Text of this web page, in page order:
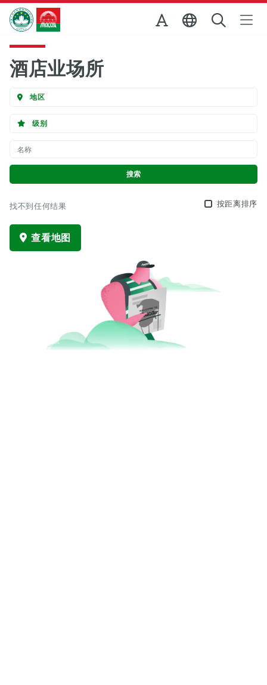
跳至主内容
澳门特别行政区政府旅游局
酒店业场所
地区
级别
找不到任何结果 按距离排序
查看地图